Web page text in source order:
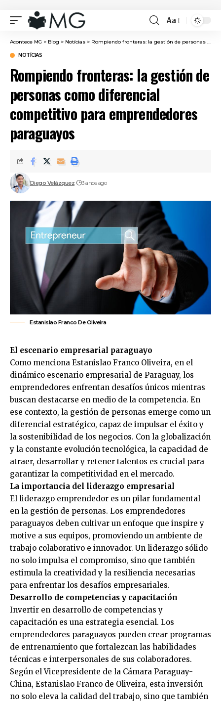
Font
Resizer
Aa
Acontece MG > Blog > Notícias > Rompiendo fronteras: la gestión de personas como diferencial competitivo para emprendedores paraguayos
NOTÍCIAS
Rompiendo fronteras: la gestión de
personas como diferencial
competitivo para emprendedores
paraguayos
Diego Velázquez 3 anos ago
Estanislao Franco De Oliveira
El escenario empresarial paraguayo
Como menciona Estanislao Franco Oliveira, en el
dinámico escenario empresarial de Paraguay, los
emprendedores enfrentan desafíos únicos mientras
buscan destacarse en medio de la competencia. En
ese contexto, la gestión de personas emerge como un
diferencial estratégico, capaz de impulsar el éxito y
la sostenibilidad de los negocios. Con la globalización
y la constante evolución tecnológica, la capacidad de
atraer, desarrollar y retener talentos es crucial para
garantizar la competitividad en el mercado.
La importancia del liderazgo empresarial
El liderazgo emprendedor es un pilar fundamental
en la gestión de personas. Los emprendedores
paraguayos deben cultivar un enfoque que inspire y
motive a sus equipos, promoviendo un ambiente de
trabajo colaborativo e innovador. Un liderazgo sólido
no solo impulsa el compromiso, sino que también
estimula la creatividad y la resiliencia necesarias
para enfrentar los desafíos empresariales.
Desarrollo de competencias y capacitación
Invertir en desarrollo de competencias y
capacitación es una estrategia esencial. Los
emprendedores paraguayos pueden crear programas
de entrenamiento que fortalezcan las habilidades
técnicas e interpersonales de sus colaboradores.
Según el Vicepresidente de la Cámara Paraguay-
China, Estanislao Franco de Oliveira, esta inversión
no solo eleva la calidad del trabajo, sino que también